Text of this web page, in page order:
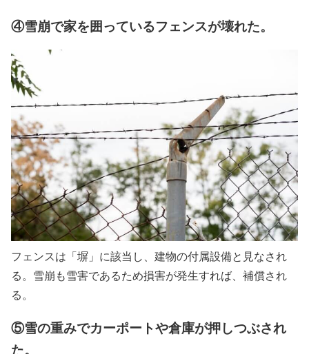
④雪崩で家を囲っているフェンスが壊れた。
フェンスは「塀」に該当し、建物の付属設備と見なされ
る。雪崩も雪害であるため損害が発生すれば、補償され
る。
⑤雪の重みでカーポートや倉庫が押しつぶされ
た。